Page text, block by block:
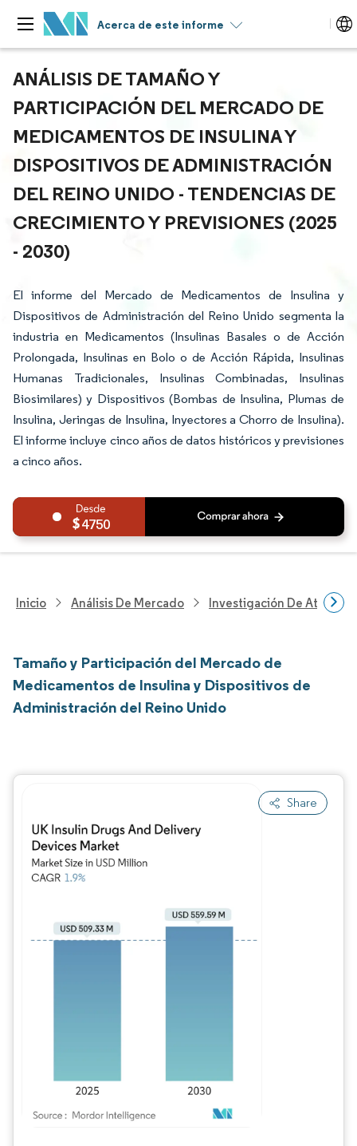
Acerca de este informe
ANÁLISIS DE TAMAÑO Y
PARTICIPACIÓN DEL MERCADO DE
MEDICAMENTOS DE INSULINA Y
DISPOSITIVOS DE ADMINISTRACIÓN
DEL REINO UNIDO - TENDENCIAS DE
CRECIMIENTO Y PREVISIONES (2025
- 2030)
El informe del Mercado de Medicamentos de Insulina y
Dispositivos de Administración del Reino Unido segmenta la
industria en Medicamentos (Insulinas Basales o de Acción
Prolongada, Insulinas en Bolo o de Acción Rápida, Insulinas
Humanas Tradicionales, Insulinas Combinadas, Insulinas
Biosimilares) y Dispositivos (Bombas de Insulina, Plumas de
Insulina, Jeringas de Insulina, Inyectores a Chorro de Insulina).
El informe incluye cinco años de datos históricos y previsiones
a cinco años.
4750
Inicio Análisis De Mercado Investigación De
Tamaño y Participación del Mercado de
Medicamentos de Insulina y Dispositivos de
Administración del Reino Unido
Share